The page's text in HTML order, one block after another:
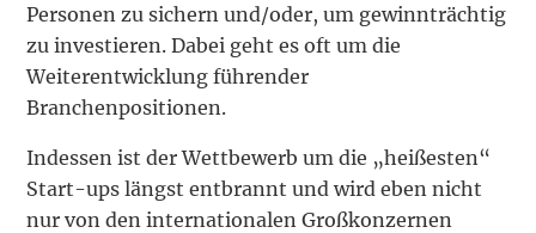
Personen zu sichern und/oder, um gewinnträchtig
zu investieren. Dabei geht es oft um die
Weiterentwicklung führender
Branchenpositionen.
Indessen ist der Wettbewerb um die „heißesten“
Start-ups längst entbrannt und wird eben nicht
nur von den internationalen Großkonzernen